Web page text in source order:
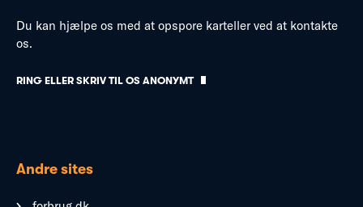
Du kan hjælpe os med at opspore karteller ved at kontakte
os.
RING ELLER SKRIV TIL OS ANONYMT
Andre sites